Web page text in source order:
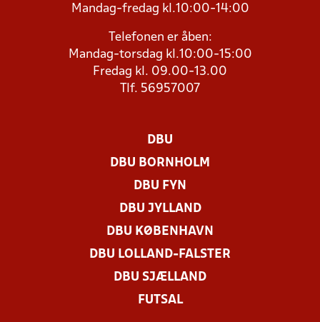
Mandag-fredag kl.10:00-14:00
Telefonen er åben:
Mandag-torsdag kl.10:00-15:00
Fredag kl. 09.00-13.00
Tlf. 56957007
DBU
DBU BORNHOLM
DBU FYN
DBU JYLLAND
DBU KØBENHAVN
DBU LOLLAND-FALSTER
DBU SJÆLLAND
FUTSAL